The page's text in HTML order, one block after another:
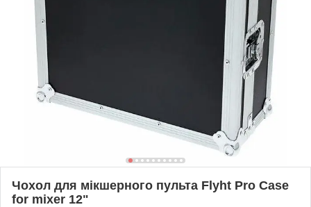
Чохол для мікшерного пульта Flyht Pro Case
for mixer 12"